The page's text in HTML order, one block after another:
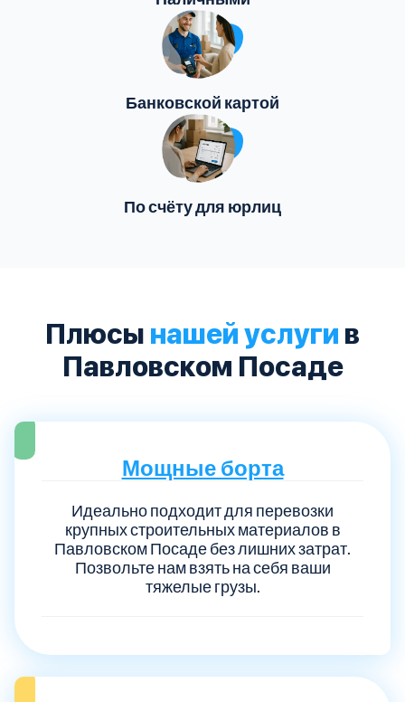
Банковской картой
По счёту для юрлиц
Плюсы нашей услуги в
Павловском Посаде
Мощные борта
Идеально подходит для перевозки
крупных строительных материалов в
Павловском Посаде без лишних затрат.
Позвольте нам взять на себя ваши
тяжелые грузы.